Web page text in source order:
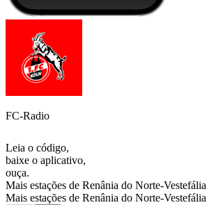
FC-Radio
Leia o código,
baixe o aplicativo,
ouça.
Mais estações de Renânia do Norte-Vestefália
Mais estações de Renânia do Norte-Vestefália